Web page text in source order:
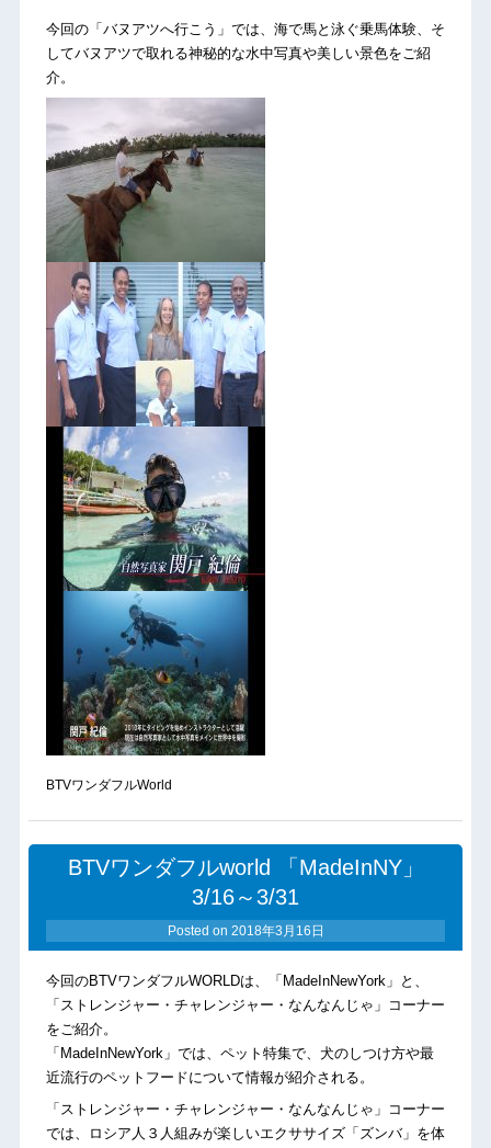
今回の「バヌアツへ行こう」では、海で馬と泳ぐ乗馬体験、そ
してバヌアツで取れる神秘的な水中写真や美しい景色をご紹
介。
BTVワンダフルWorld
BTVワンダフルworld 「MadeInNY」
3/16～3/31
Posted on 2018年3月16日
今回のBTVワンダフルWORLDは、「MadeInNewYork」と、
「ストレンジャー・チャレンジャー・なんなんじゃ」コーナー
をご紹介。
「MadeInNewYork」では、ペット特集で、犬のしつけ方や最
近流行のペットフードについて情報が紹介される。
「ストレンジャー・チャレンジャー・なんなんじゃ」コーナー
では、ロシア人３人組みが楽しいエクササイズ「ズンバ」を体